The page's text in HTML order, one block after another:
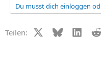
Du musst dich einloggen
Teilen: X (Twitter)
Bluesky